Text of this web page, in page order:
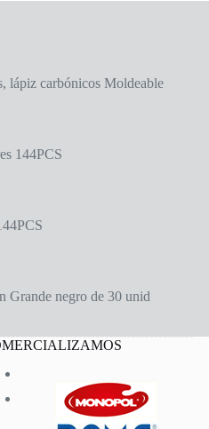
lápiz carbónicos Moldeable
144PCS
Grande negro de 30 unid